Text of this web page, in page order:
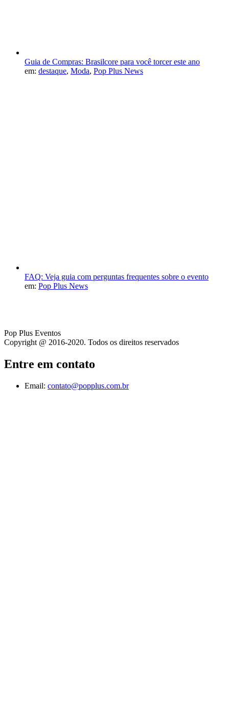
Guia de Compras: Brasilcore para você torcer este ano
em: destaque, Moda, Pop Plus News
FAQ: Veja guia com perguntas frequentes sobre o evento
em: Pop Plus News
Pop Plus Eventos
Copyright @ 2016-2020. Todos os direitos reservados
Entre em contato
Email: contato@popplus.com.br